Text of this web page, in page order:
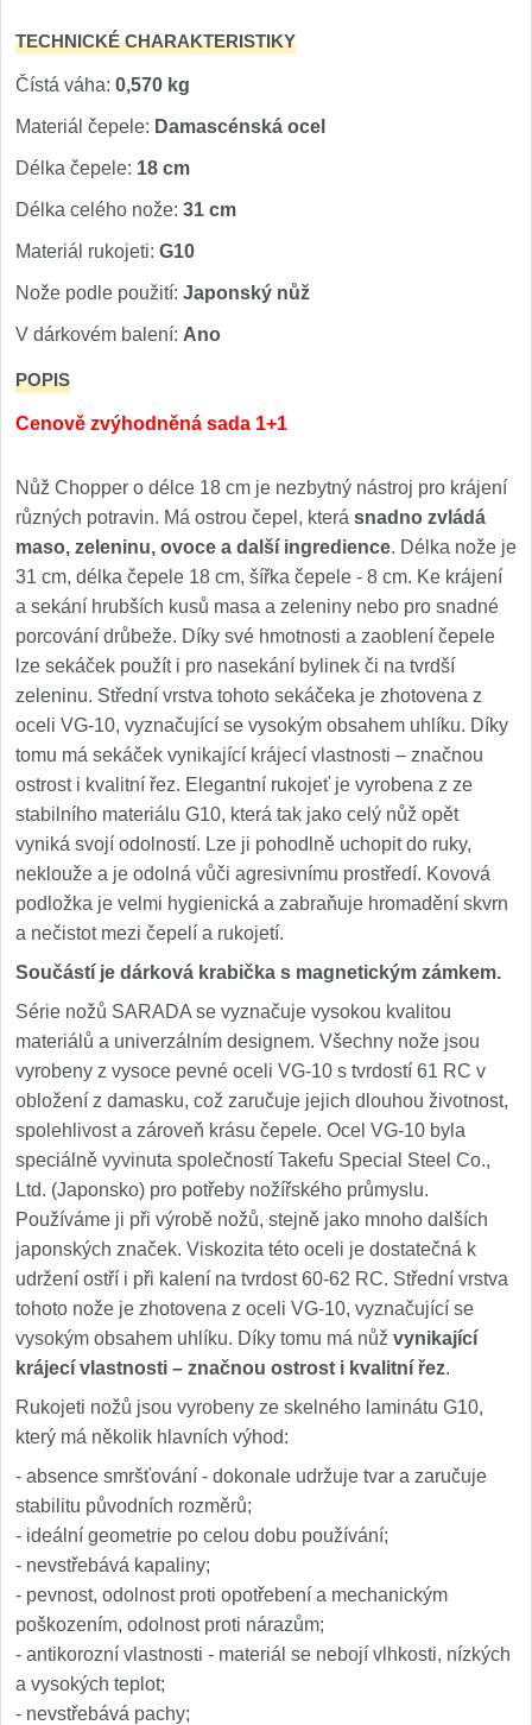
TECHNICKÉ CHARAKTERISTIKY
Čístá váha: 0,570 kg
Materiál čepele: Damascénská ocel
Délka čepele: 18 cm
Délka celého nože: 31 cm
Materiál rukojeti: G10
Nože podle použití: Japonský nůž
V dárkovém balení: Ano
POPIS
Cenově zvýhodněná sada 1+1
Nůž Chopper o délce 18 cm je nezbytný nástroj pro krájení
různých potravin. Má ostrou čepel, která snadno zvládá
maso, zeleninu, ovoce a další ingredience. Délka nože je
31 cm, délka čepele 18 cm, šířka čepele - 8 cm. Ke krájení
a sekání hrubších kusů masa a zeleniny nebo pro snadné
porcování drůbeže. Díky své hmotnosti a zaoblení čepele
lze sekáček použít i pro nasekání bylinek či na tvrdší
zeleninu. Střední vrstva tohoto sekáčeka je zhotovena z
oceli VG-10, vyznačující se vysokým obsahem uhlíku. Díky
tomu má sekáček vynikající krájecí vlastnosti – značnou
ostrost i kvalitní řez. Elegantní rukojeť je vyrobena z ze
stabilního materiálu G10, která tak jako celý nůž opět
vyniká svojí odolností. Lze ji pohodlně uchopit do ruky,
neklouže a je odolná vůči agresivnímu prostředí. Kovová
podložka je velmi hygienická a zabraňuje hromadění skvrn
a nečistot mezi čepelí a rukojetí.
Součástí je dárková krabička s magnetickým zámkem.
Série nožů SARADA se vyznačuje vysokou kvalitou
materiálů a univerzálním designem. Všechny nože jsou
vyrobeny z vysoce pevné oceli VG-10 s tvrdostí 61 RC v
obložení z damasku, což zaručuje jejich dlouhou životnost,
spolehlivost a zároveň krásu čepele. Ocel VG-10 byla
speciálně vyvinuta společností Takefu Special Steel Co.,
Ltd. (Japonsko) pro potřeby nožířského průmyslu.
Používáme ji při výrobě nožů, stejně jako mnoho dalších
japonských značek. Viskozita této oceli je dostatečná k
udržení ostří i při kalení na tvrdost 60-62 RC. Střední vrstva
tohoto nože je zhotovena z oceli VG-10, vyznačující se
vysokým obsahem uhlíku. Díky tomu má nůž vynikající
krájecí vlastnosti – značnou ostrost i kvalitní řez.
Rukojeti nožů jsou vyrobeny ze skelného laminátu G10,
který má několik hlavních výhod:
- absence smršťování - dokonale udržuje tvar a zaručuje
stabilitu původních rozměrů;
- ideální geometrie po celou dobu používání;
- nevstřebává kapaliny;
- pevnost, odolnost proti opotřebení a mechanickým
poškozením, odolnost proti nárazům;
- antikorozní vlastnosti - materiál se nebojí vlhkosti, nízkých
a vysokých teplot;
- nevstřebává pachy;